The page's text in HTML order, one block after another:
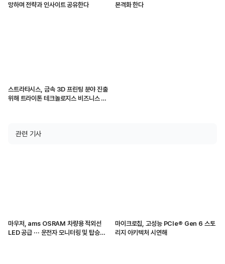
망하며 전략과 인사이트 공유한다 본격화 한다
스트라타시스, 금속 3D 프린팅 분야 진출
위해 트라이톤 테크놀로지스 비즈니스 협
관련 기사
마우저, ams OSRAM 차량용 적외선
LED 공급 ··· 운전자 모니터링 및 탑승자
마이크로칩, 고성능 PCIe® Gen 6 스토
리지 아키텍처 시연해